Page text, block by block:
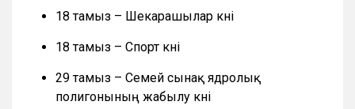
18 тамыз – Шекарашылар күні
18 тамыз – Спорт күні
29 тамыз – Семей сынақ ядролық
полигонының жабылу күні